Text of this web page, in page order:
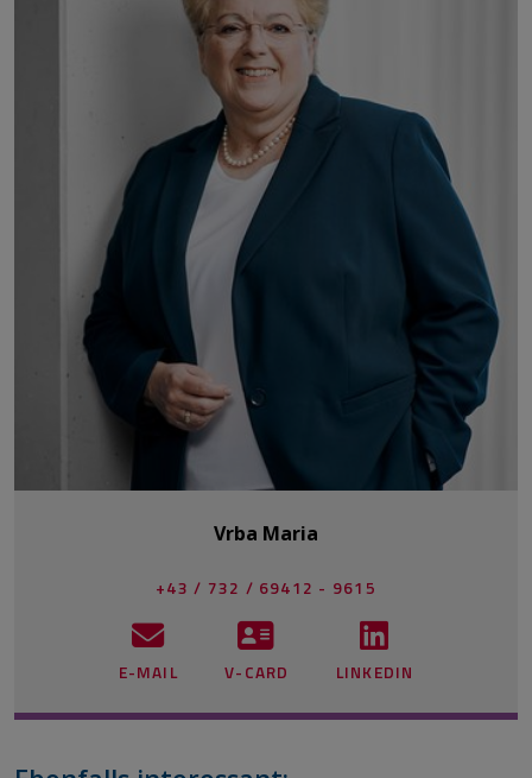
Vrba Maria
+43 / 732 / 69412 - 9615
E-MAIL V-CARD LINKEDIN